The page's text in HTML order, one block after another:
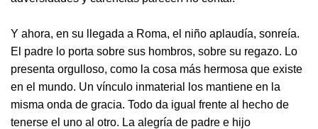
Y ahora, en su llegada a Roma, el niño aplaudía, sonreía.
El padre lo porta sobre sus hombros, sobre su regazo. Lo
presenta orgulloso, como la cosa más hermosa que existe
en el mundo. Un vínculo inmaterial los mantiene en la
misma onda de gracia. Todo da igual frente al hecho de
tenerse el uno al otro. La alegría de padre e hijo